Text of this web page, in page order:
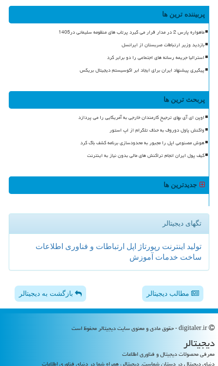
پربیننده ترین ها
ماهواره پارس 2 در مدار قرار می گیرد پرتاب های منظومه سلیمانی در1405
بازدید وزیر ارتباطات صربستان از ایرانسل
استرالیا جریمه رسانه های اجتماعی را دو برابر کرد
پیگیری پیشنهاد ایران برای ایجاد ابر اکوسیستم دیجیتال بریکس
پربحث ترین ها
اوپن ای آی بهای ترجیح کارمندان خارجی به آمریکایی را می پردازد
واکنش پاول دوروف به حذف تلگرام از اپ استور
هوش مصنوعی اپل را مجبور به محدودسازی برنامه کشف باگ کرد
کیف پول ایران انجام تراکنش های مالی بدون نیاز به اینترنت
جدیدترین ها
تگهای دیجیتالر
تولید اینترنت رپورتاژ اپل ارتباطات و فناوری اطلاعات
ساخت خدمات آموزش
مطالب دیجیتالر بازگشت به دیجیتالر
دیجیتالر
معرفی محصولات دیجیتال و فناوری اطلاعات
دنیای دیجیتال در دستان شماست. دیجیتالر، همراه شما در دنیای فناوری اطلاعات